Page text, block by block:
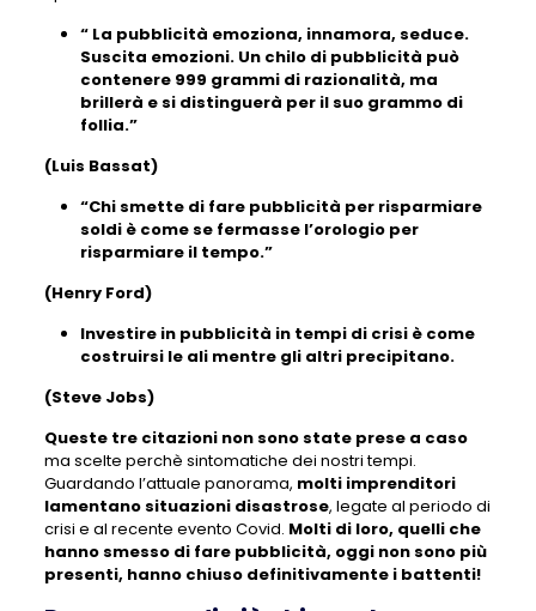
“ La pubblicità emoziona, innamora, seduce.
Suscita emozioni. Un chilo di pubblicità può
contenere 999 grammi di razionalità, ma
brillerà e si distinguerà per il suo grammo di
follia.”
(Luis Bassat)
“Chi smette di fare pubblicità per risparmiare
soldi è come se fermasse l’orologio per
risparmiare il tempo.”
(Henry Ford)
Investire in pubblicità in tempi di crisi è come
costruirsi le ali mentre gli altri precipitano.
(Steve Jobs)
Queste tre citazioni non sono state prese a caso
ma scelte perchè sintomatiche dei nostri tempi.
Guardando l’attuale panorama, molti imprenditori
lamentano situazioni disastrose, legate al periodo di
crisi e al recente evento Covid. Molti di loro, quelli che
hanno smesso di fare pubblicità, oggi non sono più
presenti, hanno chiuso definitivamente i battenti!